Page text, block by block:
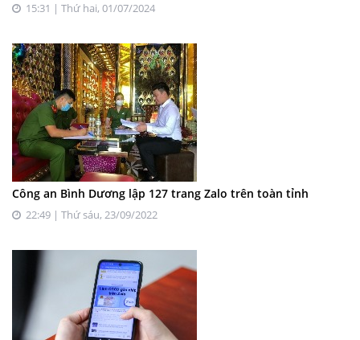
15:31 | Thứ hai, 01/07/2024
Công an Bình Dương lập 127 trang Zalo trên toàn tỉnh
22:49 | Thứ sáu, 23/09/2022